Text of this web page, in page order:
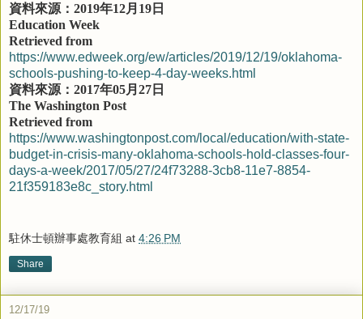
資料來源： 2019年12月 19 日
Education Week
Retrieved from
https://www.edweek.org/ew/articles/2019/12/19/oklahoma-
schools-pushing-to-keep-4-day-weeks.html
資料來源： 2017年05月 27 日
The Washington Post
Retrieved from
https://www.washingtonpost.com/local/education/with-state-
budget-in-crisis-many-oklahoma-schools-hold-classes-four-
days-a-week/2017/05/27/24f73288-3cb8-11e7-8854-
21f359183e8c_story.html
駐休士頓辦事處教育組 at 4:26 PM
Share
12/17/19